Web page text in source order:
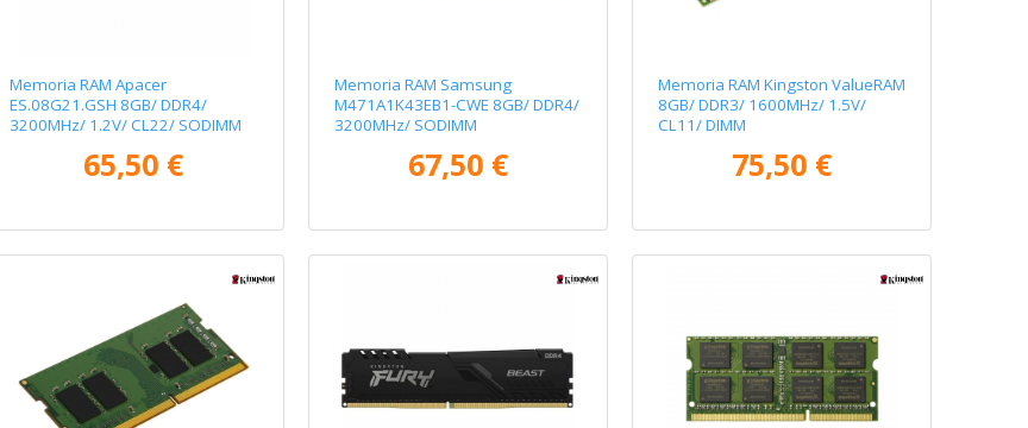
Memoria RAM Apacer
ES.08G21.GSH 8GB/ DDR4/
3200MHz/ 1.2V/ CL22/ SODIMM
65,50 €
Memoria RAM Samsung
M471A1K43EB1-CWE 8GB/ DDR4/
3200MHz/ SODIMM
67,50 €
Memoria RAM Kingston ValueRAM
8GB/ DDR3/ 1600MHz/ 1.5V/
CL11/ DIMM
75,50 €